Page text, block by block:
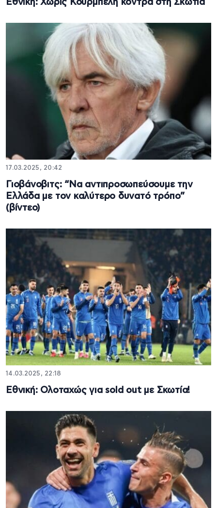
Εθνική: Χωρίς Κουρμπέλη κόντρα στη Σκωτία
17.03.2025, 20:42
Γιοβάνοβιτς: “Να αντιπροσωπεύσουμε την
Ελλάδα με τον καλύτερο δυνατό τρόπο”
(βίντεο)
14.03.2025, 22:18
Εθνική: Ολοταχώς για sold out με Σκωτία!